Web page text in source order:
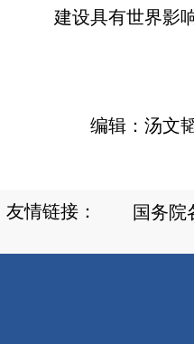
建设具有世界影
编辑：汤文
友情链接：